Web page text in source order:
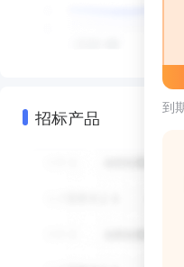
招标产品 到